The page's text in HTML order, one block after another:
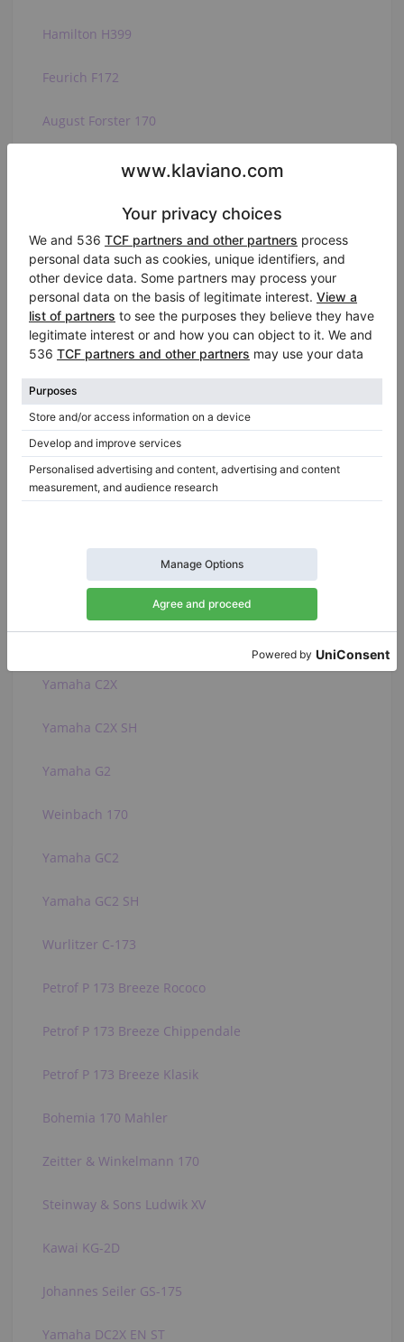
Hamilton H399
Feurich F172
August Forster 170
W. Hoffmann V 175
Knabe WKG58
Knabe WMG600
Mason & Hamlin A
Pfeiffer 170
Ritmüller GH170R
Samick SG 172
Schimmel SP 174
Steingraeber & Söhne A-170
Steinway & Sons M-170
Yamaha C2X
Yamaha C2X SH
Yamaha G2
Weinbach 170
Yamaha GC2
Yamaha GC2 SH
Wurlitzer C-173
Petrof P 173 Breeze Rococo
Petrof P 173 Breeze Chippendale
Petrof P 173 Breeze Klasik
Bohemia 170 Mahler
Zeitter & Winkelmann 170
Steinway & Sons Ludwik XV
Kawai KG-2D
Johannes Seiler GS-175
Yamaha DC2X EN ST